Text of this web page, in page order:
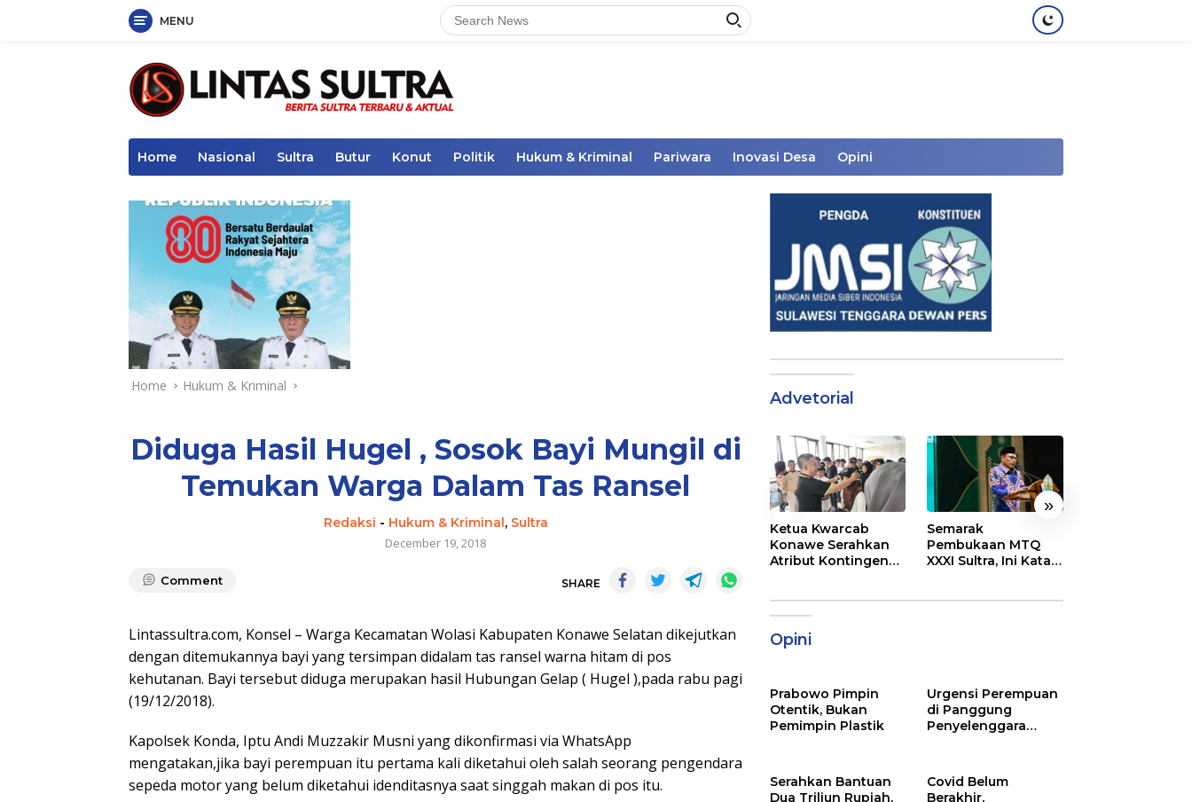
MENU
Home Nasional Sultra Butur Konut Politik Hukum & Kriminal Pariwara Inovasi Desa Opini
Home Hukum & Kriminal
Diduga Hasil Hugel , Sosok Bayi Mungil di
Temukan Warga Dalam Tas Ransel
Redaksi - Hukum & Kriminal, Sultra
December 19, 2018
Comment SHARE
Lintassultra.com, Konsel – Warga Kecamatan Wolasi Kabupaten Konawe Selatan dikejutkan
dengan ditemukannya bayi yang tersimpan didalam tas ransel warna hitam di pos
kehutanan. Bayi tersebut diduga merupakan hasil Hubungan Gelap ( Hugel ),pada rabu pagi
(19/12/2018).
Kapolsek Konda, Iptu Andi Muzzakir Musni yang dikonfirmasi via WhatsApp
mengatakan,jika bayi perempuan itu pertama kali diketahui oleh salah seorang pengendara
sepeda motor yang belum diketahui idenditasnya saat singgah makan di pos itu.
Advetorial
« »
Ketua Kwarcab
Konawe Serahkan
Atribut Kontingen
Semarak
Pembukaan MTQ
XXXI Sultra, Ini Kata
Opini
Prabowo Pimpin
Otentik, Bukan
Pemimpin Plastik
Urgensi Perempuan
di Panggung
Penyelenggara
Serahkan Bantuan
Dua Triliun Rupiah,
Covid Belum
Berakhir,